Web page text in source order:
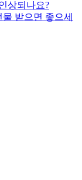
상되나요?
받으면 좋으세